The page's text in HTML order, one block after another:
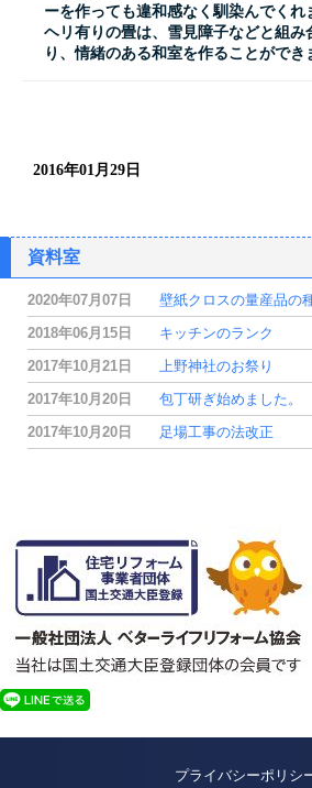
ーを作っても違和感なく馴染んでくれ
ヘリ有りの畳は、雪見障子などと組み
り、情緒のある和室を作ることができ
2016年01月29日
資料室
2020年07月07日
壁紙クロスの量産品の
2018年06月15日
キッチンのランク
2017年10月21日
上野神社のお祭り
2017年10月20日
包丁研ぎ始めました。
2017年10月20日
足場工事の法改正
プライバシーポリシ